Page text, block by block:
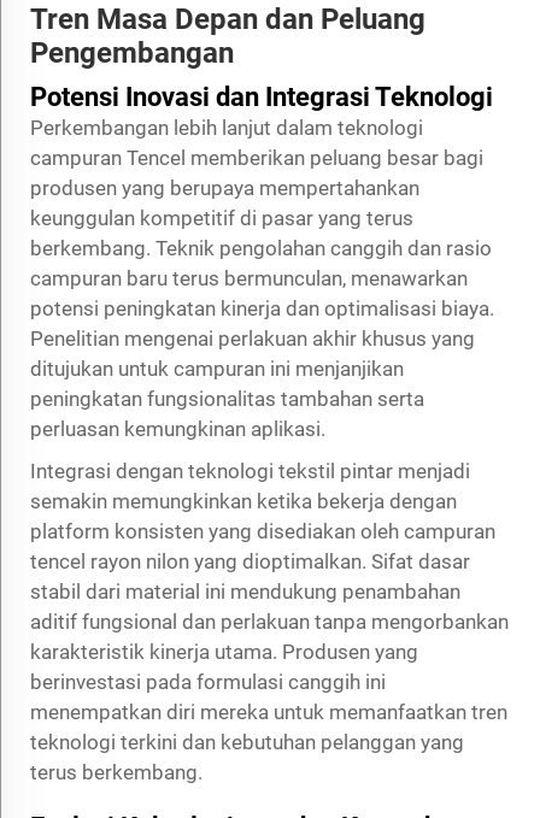
Tren Masa Depan dan Peluang
Pengembangan
Potensi Inovasi dan Integrasi Teknologi
Perkembangan lebih lanjut dalam teknologi
campuran Tencel memberikan peluang besar bagi
produsen yang berupaya mempertahankan
keunggulan kompetitif di pasar yang terus
berkembang. Teknik pengolahan canggih dan rasio
campuran baru terus bermunculan, menawarkan
potensi peningkatan kinerja dan optimalisasi biaya.
Penelitian mengenai perlakuan akhir khusus yang
ditujukan untuk campuran ini menjanjikan
peningkatan fungsionalitas tambahan serta
perluasan kemungkinan aplikasi.
Integrasi dengan teknologi tekstil pintar menjadi
semakin memungkinkan ketika bekerja dengan
platform konsisten yang disediakan oleh campuran
tencel rayon nilon yang dioptimalkan. Sifat dasar
stabil dari material ini mendukung penambahan
aditif fungsional dan perlakuan tanpa mengorbankan
karakteristik kinerja utama. Produsen yang
berinvestasi pada formulasi canggih ini
menempatkan diri mereka untuk memanfaatkan tren
teknologi terkini dan kebutuhan pelanggan yang
terus berkembang.